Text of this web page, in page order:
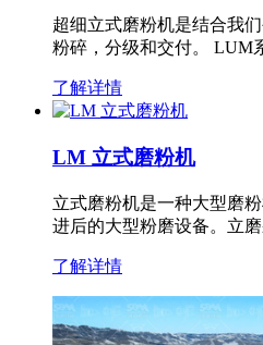
超细立式磨粉机是结合我
粉碎，分级和交付。 LUM
了解详情
LM 立式磨粉机
立式磨粉机是一种大型磨
进后的大型粉磨设备。立
了解详情